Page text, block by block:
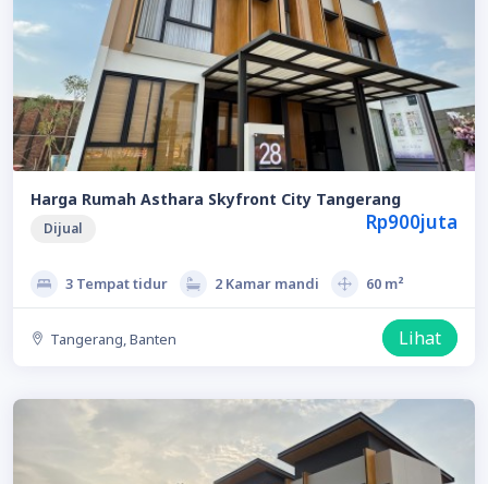
Harga Rumah Asthara Skyfront City Tangerang
Dijual Rp900juta
3 Tempat tidur 2 Kamar mandi 60 m²
Tangerang, Banten Lihat